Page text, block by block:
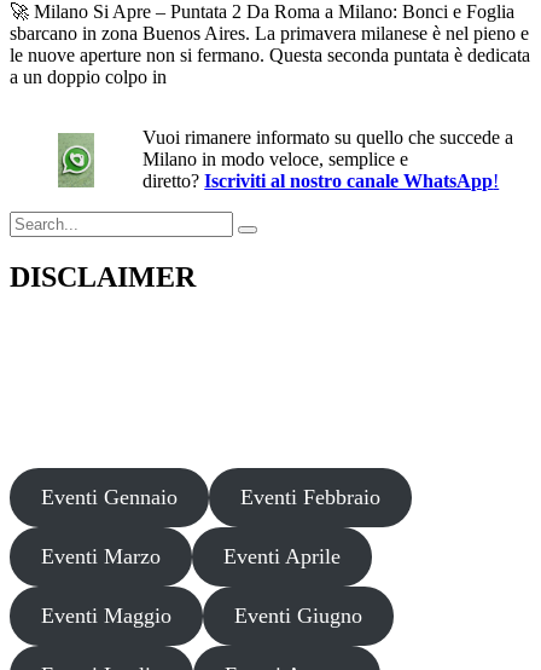
🚀 Milano Si Apre – Puntata 2 Da Roma a Milano: Bonci e Foglia
sbarcano in zona Buenos Aires. La primavera milanese è nel pieno e
le nuove aperture non si fermano. Questa seconda puntata è dedicata
a un doppio colpo in
Vuoi rimanere informato su quello che succede a
Milano in modo veloce, semplice e
diretto?Iscriviti al nostro canale WhatsApp!
Search
for:
DISCLAIMER
Eventi Gennaio Eventi Febbraio
Eventi Marzo Eventi Aprile
Eventi Maggio Eventi Giugno